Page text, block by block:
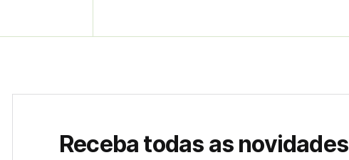
Receba todas as novidades